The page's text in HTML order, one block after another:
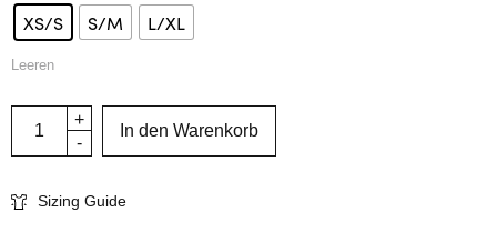
XS/S S/M L/XL
Leeren
In den Warenkorb
Sizing Guide